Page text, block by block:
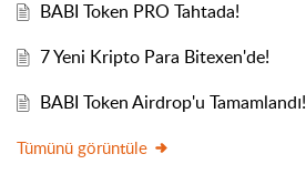
BABI Token PRO Tahtada!
7 Yeni Kripto Para Bitexen'de!
BABI Token Airdrop'u Tamamlandı!
Tümünü görüntüle